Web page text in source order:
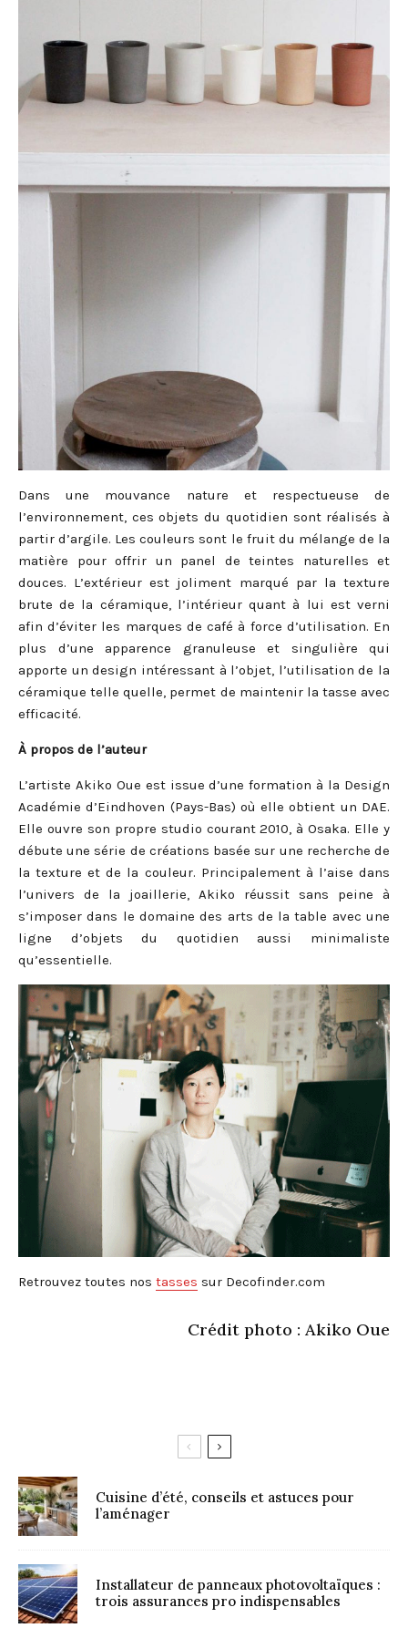
Dans une mouvance nature et respectueuse de
l’environnement, ces objets du quotidien sont réalisés à
partir d’argile. Les couleurs sont le fruit du mélange de la
matière pour offrir un panel de teintes naturelles et
douces. L’extérieur est joliment marqué par la texture
brute de la céramique, l’intérieur quant à lui est verni
afin d’éviter les marques de café à force d’utilisation. En
plus d’une apparence granuleuse et singulière qui
apporte un design intéressant à l’objet, l’utilisation de la
céramique telle quelle, permet de maintenir la tasse avec
efficacité.
À propos de l’auteur
L’artiste Akiko Oue est issue d’une formation à la Design
Académie d’Eindhoven (Pays-Bas) où elle obtient un DAE.
Elle ouvre son propre studio courant 2010, à Osaka. Elle y
débute une série de créations basée sur une recherche de
la texture et de la couleur. Principalement à l’aise dans
l’univers de la joaillerie, Akiko réussit sans peine à
s’imposer dans le domaine des arts de la table avec une
ligne d’objets du quotidien aussi minimaliste
qu’essentielle.
Retrouvez toutes nos tasses sur Decofinder.com
Crédit photo : Akiko Oue
Cuisine d’été, conseils et astuces pour
l’aménager
Installateur de panneaux photovoltaïques :
trois assurances pro indispensables